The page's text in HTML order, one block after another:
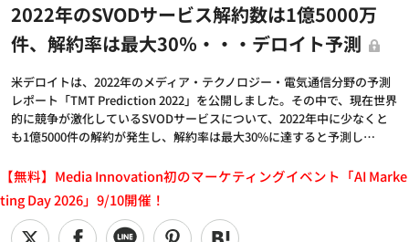
2022年のSVODサービス解約数は1億5000万
件、解約率は最大30％・・・デロイト予測
米デロイトは、2022年のメディア・テクノロジー・電気通信分野の予測
レポート「TMT Prediction 2022」を公開しました。その中で、現在世界
的に競争が激化しているSVODサービスについて、2022年中に少なくと
も1億5000件の解約が発生し、解約率は最大30%に達すると予測し…
【無料】Media Innovation初のマーケティングイベント「AI Marke
ting Day 2026」9/10開催！